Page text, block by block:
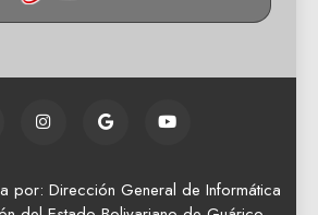
por: Dirección General de Informática